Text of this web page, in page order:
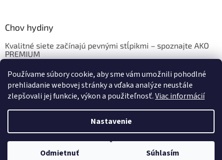
Používame súbory cookie, aby sme vám umožnili pohodlné
prehliadanie webovej stránky a vďaka analýze neustále
zlepšovali jej funkcie, výkon a použiteľnosť.Viac informácií
Nastavenie
Odmietnuť Súhlasím
Chov hydiny
Kvalitné siete začínajú pevnými stĺpikmi – spoznajte AKO
PREMIUM
Chov sliepok a hydiny: Krmivo, ustajnenie, vybavenie
Copyright 2026eshop.sedoza.sk. Všetky práva vyhradené.Upraviť